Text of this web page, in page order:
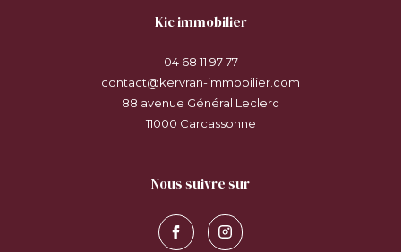
kic immobilier
04 68 11 97 77
contact@kervran-immobilier.com
88 avenue Général Leclerc
11000
carcassonne
nous suivre sur